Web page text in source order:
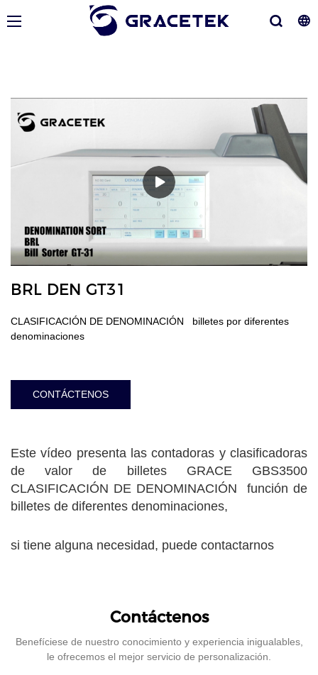
BRL DEN GT31
CLASIFICACIÓN DE DENOMINACIÓN billetes por diferentes
denominaciones
CONTÁCTENOS
Este vídeo presenta las contadoras y clasificadoras
de valor de billetes GRACE GBS3500
CLASIFICACIÓN DE DENOMINACIÓN función de
billetes de diferentes denominaciones,
si tiene alguna necesidad, puede contactarnos
Contáctenos
Benefíciese de nuestro conocimiento y experiencia inigualables,
le ofrecemos el mejor servicio de personalización.